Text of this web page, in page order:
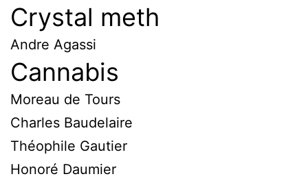
Crystal meth
Andre Agassi
Cannabis
Moreau de Tours
Charles Baudelaire
Théophile Gautier
Honoré Daumier